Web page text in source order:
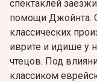
спектаклей
помощи Джойнта.
классических
иврите и идише у
чтецов. Под
классиком